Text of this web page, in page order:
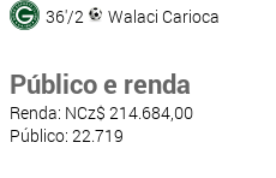
36'/2
Walaci Carioca
Público e renda
Renda: NCz$ 214.684,00
Público: 22.719